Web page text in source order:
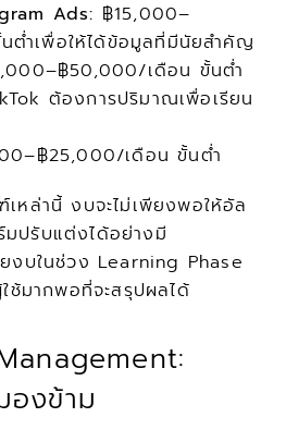
Ads: ฿15,000–
ำเพื่อให้ได้ข้อมูลที่มีนัยสำคัญ
฿50,000/เดือน ขั้นต่ำ
ต้องการปริมาณเพื่อเรียน
฿25,000/เดือน ขั้นต่ำ
เหล่านี้ งบจะไม่เพียงพอให้อัล
ปรับแต่งได้อย่างมี
งบในช่วง Learning Phase
ช้มากพอที่จะสรุปผลได้
งข้าม